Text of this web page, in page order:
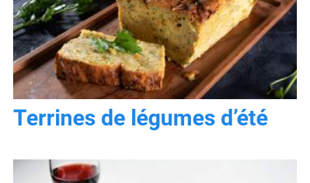
Terrines de légumes d’été